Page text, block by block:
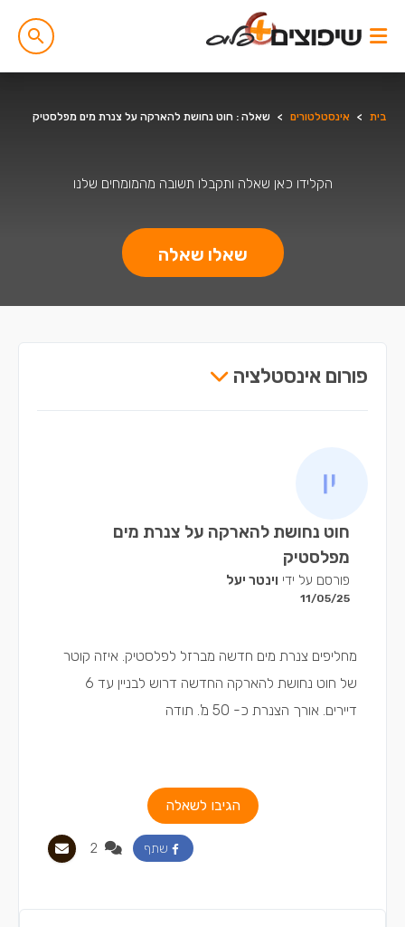
בית > אינסטלטורים > שאלה : חוט נחושת להארקה על צנרת מים מפלסטיק
הקלידו כאן שאלה ותקבלו תשובה מהמומחים שלנו
שאלו שאלה
פורום אינסטלציה
חוט נחושת להארקה על צנרת מים
מפלסטיק
פורסם על ידי וינטר יעל
11/05/25
מחליפים צנרת מים חדשה מברזל לפלסטיק. איזה קוטר
של חוט נחושת להארקה החדשה דרוש לבניין עד 6
דיירים. אורך הצנרת כ- 50 מ'. תודה
הגיבו לשאלה
שתף